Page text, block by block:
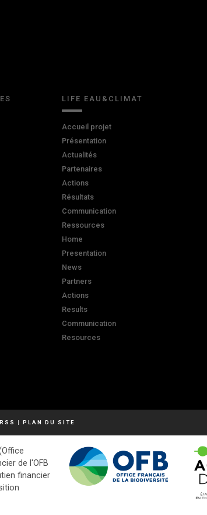
LIFE EAU&CLIMAT
Accueil projet
Présentation
Actualités
Partenaires
Actions
Résultats
Communication
Ressources
Home
Presentation
News
Partners
Actions
Results
Communication
Resources
RSS | PLAN DU SITE
de l'OFB
financier